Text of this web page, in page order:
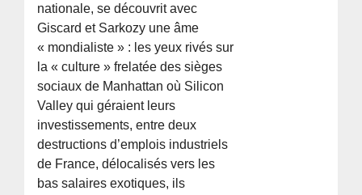
nationale, se découvrit avec
Giscard et Sarkozy une âme
« mondialiste » : les yeux rivés sur
la « culture » frelatée des sièges
sociaux de Manhattan où Silicon
Valley qui géraient leurs
investissements, entre deux
destructions d’emplois industriels
de France, délocalisés vers les
bas salaires exotiques, ils